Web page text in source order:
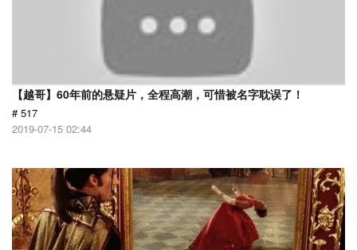
【越哥】60年前的悬疑片，全程高潮，可惜被名字耽误了！
# 517
2019-07-15 02:44